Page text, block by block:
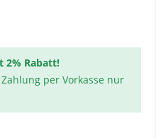
2% Rabatt!
per Vorkasse nur